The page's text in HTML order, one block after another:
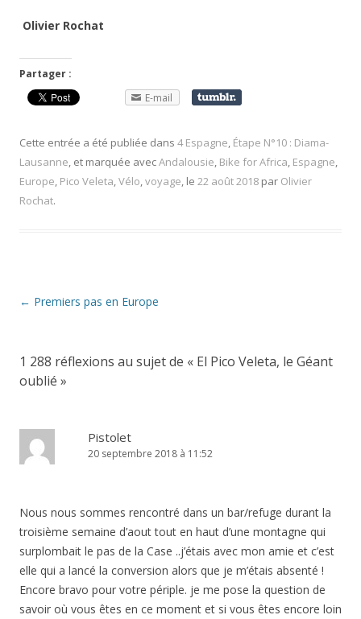
Olivier Rochat
Partager :
E-mail
Cette entrée a été publiée dans 4 Espagne, Étape N°10 : Diama-
Lausanne, et marquée avecAndalousie, Bike for Africa, Espagne,
Europe, Pico Veleta,Vélo,voyage, le 22 août 2018 par Olivier
Rochat.
Navigation
← Premiers pas en Europe
1 288 réflexions au sujet de « El Pico Veleta, le Géant
oublié »
Pistolet
20 septembre 2018 à 11:52
Nous nous sommes rencontré dans un bar/refuge durant la
troisième semaine d’aout tout en haut d’une montagne qui
surplombait le pas de la Case ..j’étais avec mon amie et c’est
elle qui a lancé la conversion alors que je m’étais absenté !
Encore bravo pour votre périple. je me pose la question de
savoir où vous êtes en ce moment et si vous êtes encore loin